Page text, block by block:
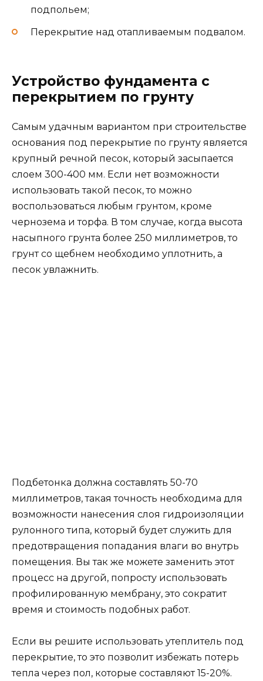
подпольем;
Перекрытие над отапливаемым подвалом.
Устройство фундамента с
перекрытием по грунту
Самым удачным вариантом при строительстве
основания под перекрытие по грунту является
крупный речной песок, который засыпается
слоем 300-400 мм. Если нет возможности
использовать такой песок, то можно
воспользоваться любым грунтом, кроме
чернозема и торфа. В том случае, когда высота
насыпного грунта более 250 миллиметров, то
грунт со щебнем необходимо уплотнить, а
песок увлажнить.
Подбетонка должна составлять 50-70
миллиметров, такая точность необходима для
возможности нанесения слоя гидроизоляции
рулонного типа, который будет служить для
предотвращения попадания влаги во внутрь
помещения. Вы так же можете заменить этот
процесс на другой, попросту использовать
профилированную мембрану, это сократит
время и стоимость подобных работ.
Если вы решите использовать утеплитель под
перекрытие, то это позволит избежать потерь
тепла через пол, которые составляют 15-20%.